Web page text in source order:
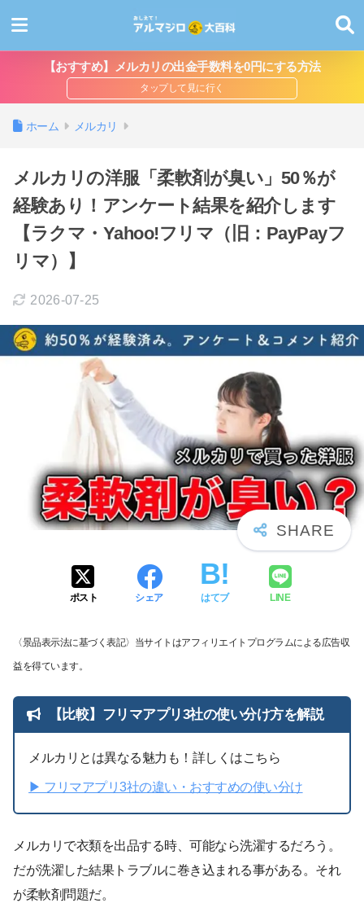
【おすすめ】メルカリの出金手数料を0円にする方法
ホーム メルカリ
メルカリの洋服「柔軟剤が臭い」50％が
経験あり！アンケート結果を紹介します
【ラクマ・Yahoo!フリマ（旧：PayPayフ
リマ）】
2026-07-25
ポスト シェア はてブ LINE
〈景品表示法に基づく表記〉当サイトはアフィリエイトプログラムによる広告収
益を得ています。
【比較】フリマアプリ3社の使い分け方を解説
メルカリとは異なる魅力も！詳しくはこちら
▶︎ フリマアプリ3社の違い・おすすめの使い分け
メルカリで衣類を出品する時、可能なら洗濯するだろう。
だが洗濯した結果トラブルに巻き込まれる事がある。それ
が柔軟剤問題だ。